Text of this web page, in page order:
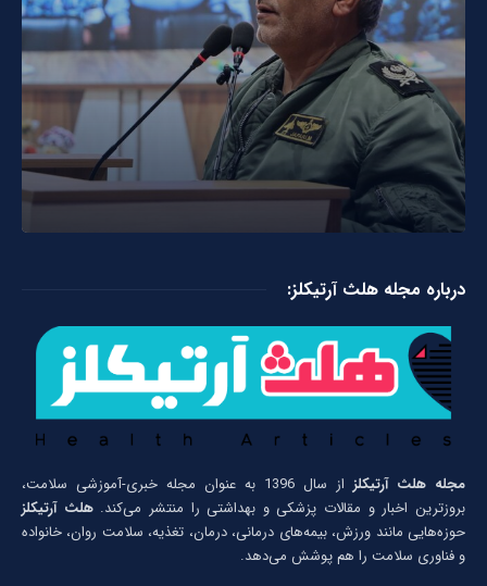
درباره مجله هلث آرتیکلز:
مجله هلث آرتیکلز
از سال 1396 به عنوان مجله خبری-آموزشی سلامت،
بروزترین اخبار و مقالات پزشکی و بهداشتی را منتشر می‌کند.هلث آرتیکلز
حوزه‌هایی مانند ورزش، بیمه‌های درمانی، درمان، تغذیه، سلامت روان، خانواده
و فناوری سلامت را هم پوشش می‌دهد.